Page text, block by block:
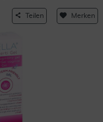
Teilen Merken